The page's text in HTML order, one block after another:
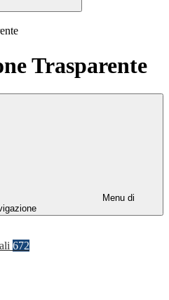
Trasparente
Menu di
672